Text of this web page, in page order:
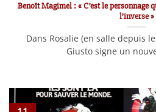
Benoît Magimel : « C’est le personnage
l’inverse »
Dans Rosalie (en salle depuis
Giusto signe un